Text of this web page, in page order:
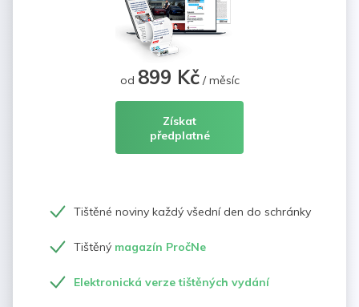
od 899 Kč/ měsíc
Získat
předplatné
Tištěné noviny každý všední den do schránky
Tištěný magazín PročNe
Elektronická verze tištěných vydání